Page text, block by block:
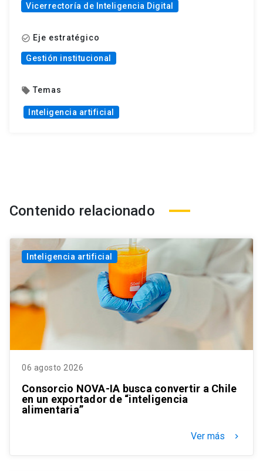
Vicerrectoría de Inteligencia Digital
check_circle_outline Eje estratégico
Gestión institucional
local_offer Temas
Inteligencia artificial
Contenido relacionado
Inteligencia artificial
06 agosto 2026
Consorcio NOVA-IA busca convertir a Chile
en un exportador de “inteligencia
alimentaria”
Ver más keyboard_arrow_right